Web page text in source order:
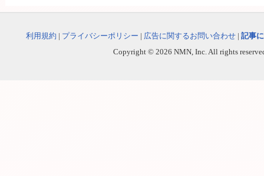
利用規約 | プライバシーポリシー | 広告に関するお問い合わせ | 記事
Copyright © 2026 NMN, Inc. All rights